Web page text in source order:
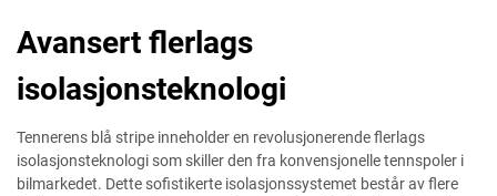
Avansert flerlags
isolasjonsteknologi
Tennerens blå stripe inneholder en revolusjonerende flerlags
isolasjonsteknologi som skiller den fra konvensjonelle tennspoler i
bilmarkedet. Dette sofistikerte isolasjonssystemet består av flere